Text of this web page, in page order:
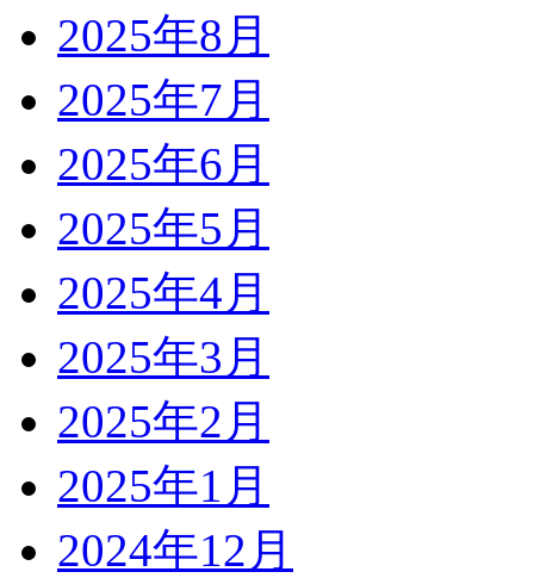
2025年8月
2025年7月
2025年6月
2025年5月
2025年4月
2025年3月
2025年2月
2025年1月
2024年12月